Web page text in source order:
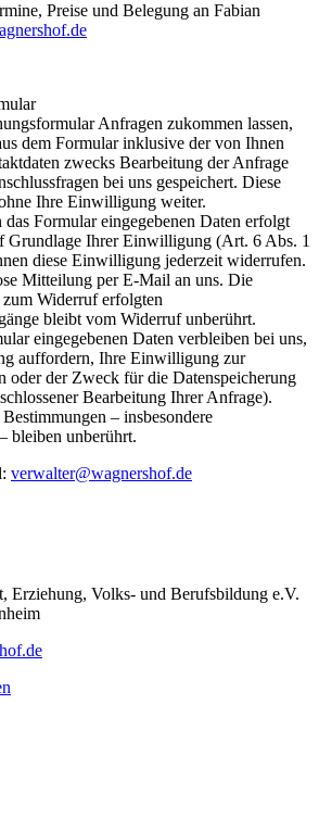
Preise und Belegung an Fabian
Anfragen zukommen lassen,
dem Formular inklusive der von Ihnen
zwecks Bearbeitung der Anfrage
bei uns gespeichert. Diese
Ihre Einwilligung weiter.
Formular eingegebenen Daten erfolgt
Grundlage Ihrer Einwilligung (Art. 6 Abs. 1
diese Einwilligung jederzeit widerrufen.
Mitteilung per E-Mail an uns. Die
Widerruf erfolgten
bleibt vom Widerruf unberührt.
eingegebenen Daten verbleiben bei uns,
auffordern, Ihre Einwilligung zur
oder der Zweck für die Datenspeicherung
Bearbeitung Ihrer Anfrage).
– insbesondere
bleiben unberührt.
verwalter@wagnershof.de
Erziehung, Volks- und Berufsbildung e.V.